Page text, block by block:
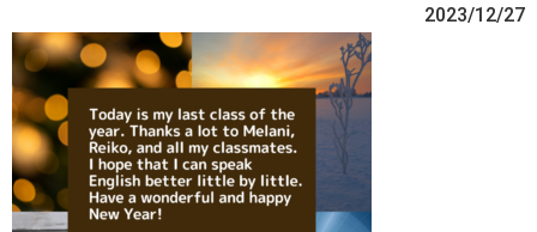
2023/12/27